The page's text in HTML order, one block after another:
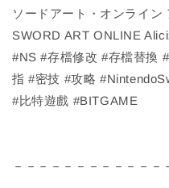
ソードアート・オンライン
SWORD ART ONLINE
#NS #存檔修改 #存檔替換
指 #密技 #攻略
#比特遊戲 #BITGAME
－－－－－－－－－－－－